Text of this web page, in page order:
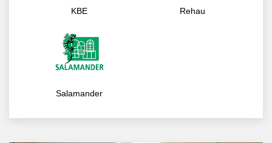
KBE Rehau
Salamander